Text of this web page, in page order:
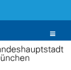
Toggle